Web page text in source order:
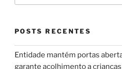
POSTS RECENTES
Entidade mantém portas
garante acolhimento a